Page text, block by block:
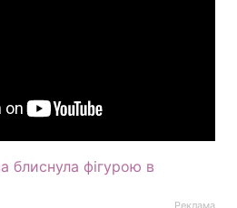
блиснула фігурою в
Реклама